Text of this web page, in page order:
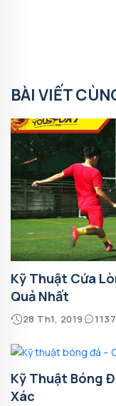
BÀI VIẾT
Kỹ Thuật Cứa
Quả Nhất
28 Th1, 2019
Kỹ Thuật Bóng
Xác